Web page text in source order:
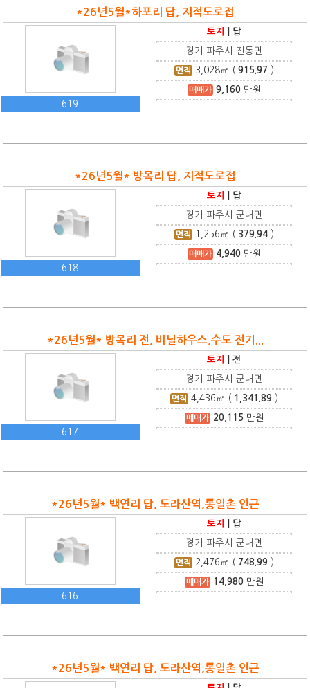
*26년5월*하포리 답, 지적도로접
619
토지 답
경기 파주시 진동면
면적 3,028㎡ (915.97 )
매매가 9,160만원
*26년5월* 방목리 답, 지적도로접
618
토지 답
경기 파주시 군내면
면적 1,256 ㎡ ( 379.94 )
매매가 4,940만원
*26년5월* 방목리 전, 비닐하우스,수도 전기...
617
토지 |전
경기 파주시 군내면
면적 4,436 ㎡ ( 1,341.89 )
매매가 20,115 만원
*26년5월* 백연리 답, 도라산역,통일촌 인근
616
토지 답
경기 파주시 군내면
면적 2,476 ㎡ ( 748.99 )
매매가 14,980만원
*26년5월* 백연리 답, 도라산역,통일촌 인근